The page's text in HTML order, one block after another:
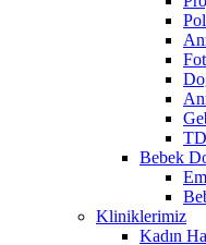
Bebek
Kliniklerimiz
Kadın